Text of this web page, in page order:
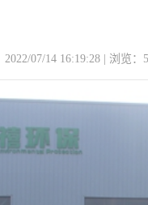
07/14 16:19:28 | 浏览：